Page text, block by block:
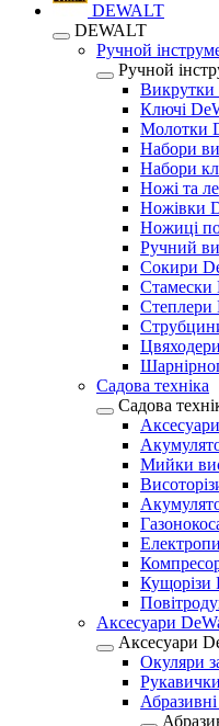
DEWALT
DEWALT
Ручной
Ручной
Викрутки
Ключі
Молотки
Набори
Набори
Ножі та
Ножівки
Ножиці
Ручний
Сокири
Стамески
Степлери
Садова техніка
Садова
Мийки
Кущорізи
Аксесуари
Аксесуари
Окуляри